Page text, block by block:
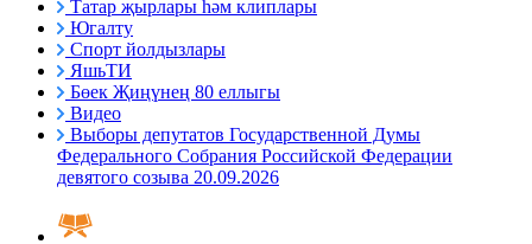
Татар җырлары һәм клиплары
Югалту
Спорт йолдызлары
ЯшьТИ
Бөек Җиңүнең 80 еллыгы
Видео
Выборы депутатов Государственной Думы
Федерального Собрания Российской Федерации
девятого созыва 20.09.2026